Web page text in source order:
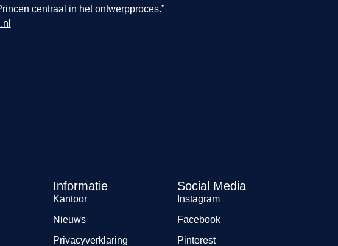
centraal in het ontwerpproces.”
Informatie
Kantoor
Nieuws
Privacyverklaring
Social Media
Instagram
Facebook
Pinterest